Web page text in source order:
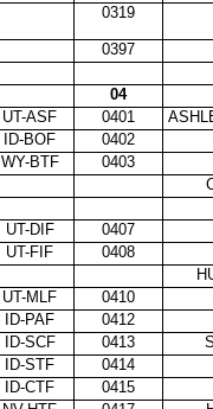
0319
0397
04
UT-ASF
0401
ID-BOF
0402
WY-BTF
0403
UT-DIF
0407
UT-FIF
0408
UT-MLF
0410
ID-PAF
0412
ID-SCF
0413
ID-STF
0414
ID-CTF
0415